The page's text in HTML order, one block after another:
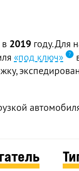
в 2019 году. Для
«под ключ»